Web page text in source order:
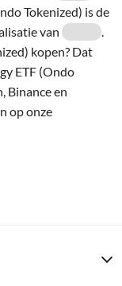
Tokenized) is de
van
.
kopen? Dat
ETF (Ondo
Binance en
op onze